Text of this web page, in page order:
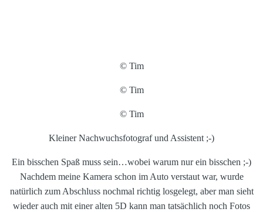
© Tim
© Tim
© Tim
Kleiner Nachwuchsfotograf und Assistent ;-)
Ein bisschen Spaß muss sein…wobei warum nur ein bisschen ;-)
Nachdem meine Kamera schon im Auto verstaut war, wurde
natürlich zum Abschluss nochmal richtig losgelegt, aber man sieht
wieder auch mit einer alten 5D kann man tatsächlich noch Fotos